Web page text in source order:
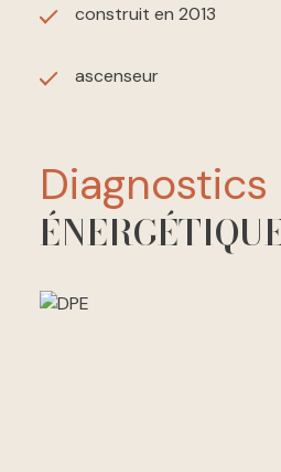
construit en 2013
ascenseur
diagnostics